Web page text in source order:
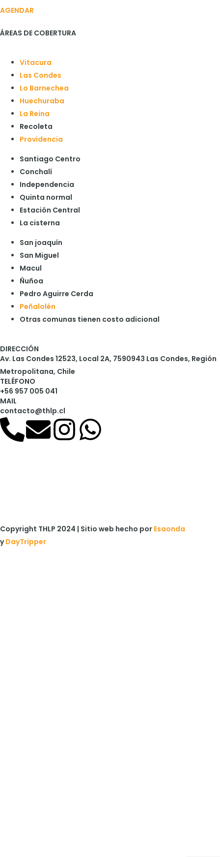
AGENDAR
ÁREAS DE COBERTURA
Vitacura
Las Condes
Lo Barnechea
Huechuraba
La Reina
Recoleta
Providencia
Santiago Centro
Conchalí
Independencia
Quinta normal
Estación Central
La cisterna
San joaquín
San Miguel
Macul
Ñuñoa
Pedro Aguirre Cerda
Peñalolén
Otras comunas tienen costo adicional
DIRECCIÓN
Av. Las Condes 12523, Local 2A, 7590943 Las Condes, Región
Metropolitana, Chile
TELÉFONO
+56 957 005 041
MAIL
contacto@thlp.cl
Copyright THLP 2024 | Sitio web hecho por Esaonda
yDayTripper